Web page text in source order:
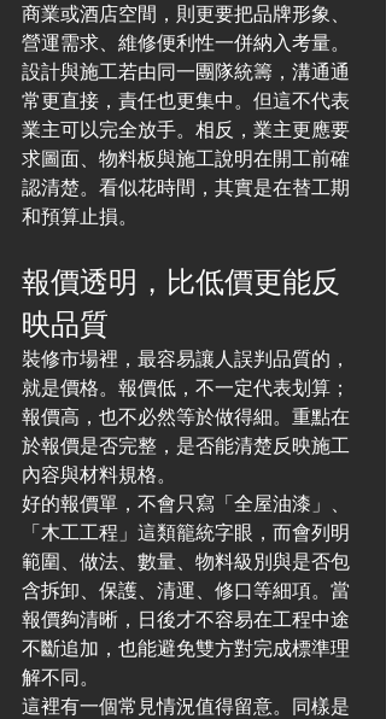
商業或酒店空間，則更要把品牌形象、
營運需求、維修便利性一併納入考量。
設計與施工若由同一團隊統籌，溝通通
常更直接，責任也更集中。但這不代表
業主可以完全放手。相反，業主更應要
求圖面、物料板與施工說明在開工前確
認清楚。看似花時間，其實是在替工期
和預算止損。
報價透明，比低價更能反
映品質
裝修市場裡，最容易讓人誤判品質的，
就是價格。報價低，不一定代表划算；
報價高，也不必然等於做得細。重點在
於報價是否完整，是否能清楚反映施工
內容與材料規格。
好的報價單，不會只寫「全屋油漆」、
「木工工程」這類籠統字眼，而會列明
範圍、做法、數量、物料級別與是否包
含拆卸、保護、清運、修口等細項。當
報價夠清晰，日後才不容易在工程中途
不斷追加，也能避免雙方對完成標準理
解不同。
這裡有一個常見情況值得留意。同樣是